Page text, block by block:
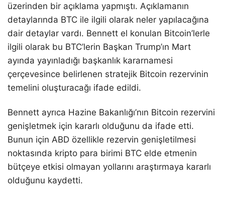
üzerinden bir açıklama yapmıştı. Açıklamanın
detaylarında BTC ile ilgili olarak neler yapılacağına
dair detaylar vardı. Bennett el konulan Bitcoin’lerle
ilgili olarak bu BTC’lerin Başkan Trump’ın Mart
ayında yayınladığı başkanlık kararnamesi
çerçevesince belirlenen stratejik Bitcoin rezervinin
temelini oluşturacağı ifade edildi.
Bennett ayrıca Hazine Bakanlığı’nın Bitcoin rezervini
genişletmek için kararlı olduğunu da ifade etti.
Bunun için ABD özellikle rezervin genişletilmesi
noktasında kripto para birimi BTC elde etmenin
bütçeye etkisi olmayan yollarını araştırmaya kararlı
olduğunu kaydetti.